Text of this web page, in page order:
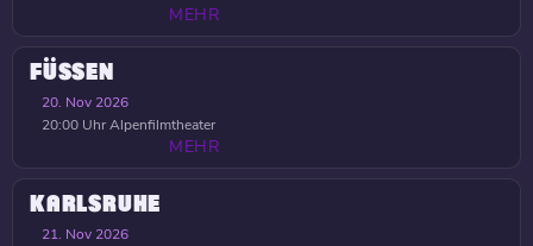
MEHR
FÜSSEN
20. Nov 2026
20:00 UhrAlpenfilmtheater
MEHR
KARLSRUHE
21. Nov 2026